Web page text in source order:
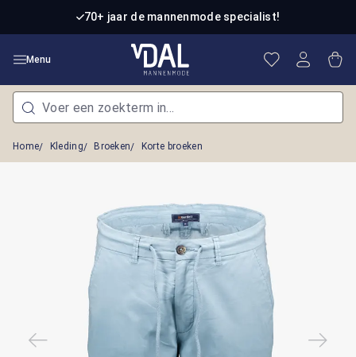
Ga naar de hoofdinhoud70+ jaar de mannenmode specialist!
Menu Je hebt 0
Home Kleding Broeken Korte broeken